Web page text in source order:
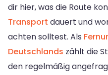
dir hier, was die Route
Transport dauert und
achten solltest. Als
Deutschlands zählt die
den regelmäßig